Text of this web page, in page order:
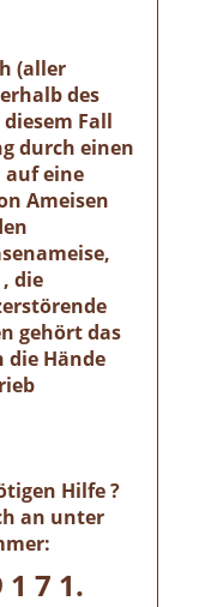
(aller
des
Fall
durch einen
auf eine
Ameisen
die
gehört das
die Hände
Hilfe ?
an unter
1 7 1.